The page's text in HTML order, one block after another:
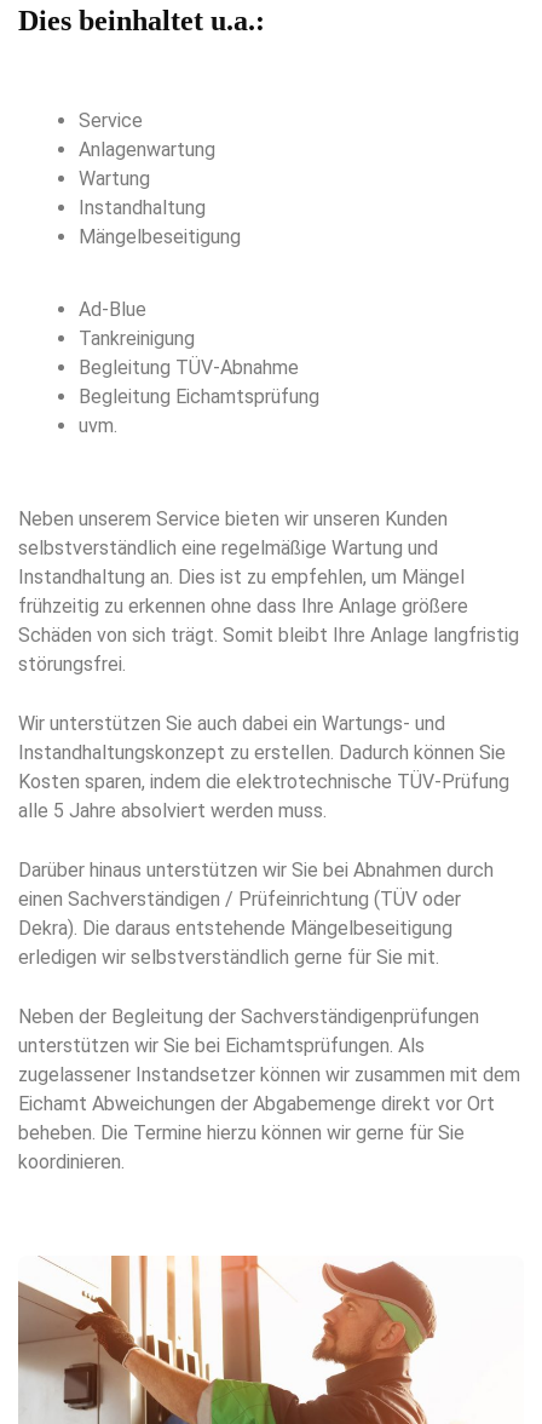
Dies beinhaltet u.a.:
Service
Anlagenwartung
Wartung
Instandhaltung
Mängelbeseitigung
Ad-Blue
Tankreinigung
Begleitung TÜV-Abnahme
Begleitung Eichamtsprüfung
uvm.
Neben unserem Service bieten wir unseren Kunden
selbstverständlich eine regelmäßige Wartung und
Instandhaltung an. Dies ist zu empfehlen, um Mängel
frühzeitig zu erkennen ohne dass Ihre Anlage größere
Schäden von sich trägt. Somit bleibt Ihre Anlage langfristig
störungsfrei.
Wir unterstützen Sie auch dabei ein Wartungs- und
Instandhaltungskonzept zu erstellen. Dadurch können Sie
Kosten sparen, indem die elektrotechnische TÜV-Prüfung
alle 5 Jahre absolviert werden muss.
Darüber hinaus unterstützen wir Sie bei Abnahmen durch
einen Sachverständigen / Prüfeinrichtung (TÜV oder
Dekra). Die daraus entstehende Mängelbeseitigung
erledigen wir selbstverständlich gerne für Sie mit.
Neben der Begleitung der Sachverständigenprüfungen
unterstützen wir Sie bei Eichamtsprüfungen. Als
zugelassener Instandsetzer können wir zusammen mit dem
Eichamt Abweichungen der Abgabemenge direkt vor Ort
beheben. Die Termine hierzu können wir gerne für Sie
koordinieren.